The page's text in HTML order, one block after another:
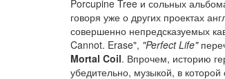
Porcupine Tree и сольных
говоря уже о других проектах
совершенно непредсказуемых
Cannot. Erase", "Perfect Life"
Mortal Coil. Впрочем, историю
убедительно, музыкой, в